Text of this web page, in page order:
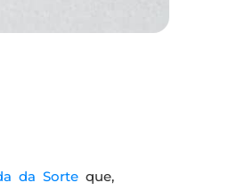
da Sorteque,